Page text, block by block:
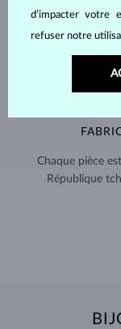
Chaque pièce
République
d’impacter votre
refuser notre